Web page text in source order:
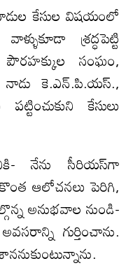
కేసుల విషయంలో
శ్రద్ధపెట్టి
పౌరహక్కుల సంఘం,
నాడు కె.ఎన్‌.పి.యస్‌.,
కేసులు
నేను సీరియస్‌గా
ఆలోచనలు పెరిగి,
అనుభవాల నుండి-
గుర్తించాను.